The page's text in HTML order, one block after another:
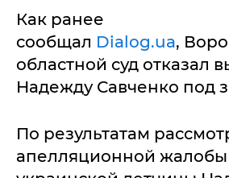
Как ранее
сообщал Dialog.ua,
областной суд отказал
Надежду Савченко под
По результатам
апелляционной